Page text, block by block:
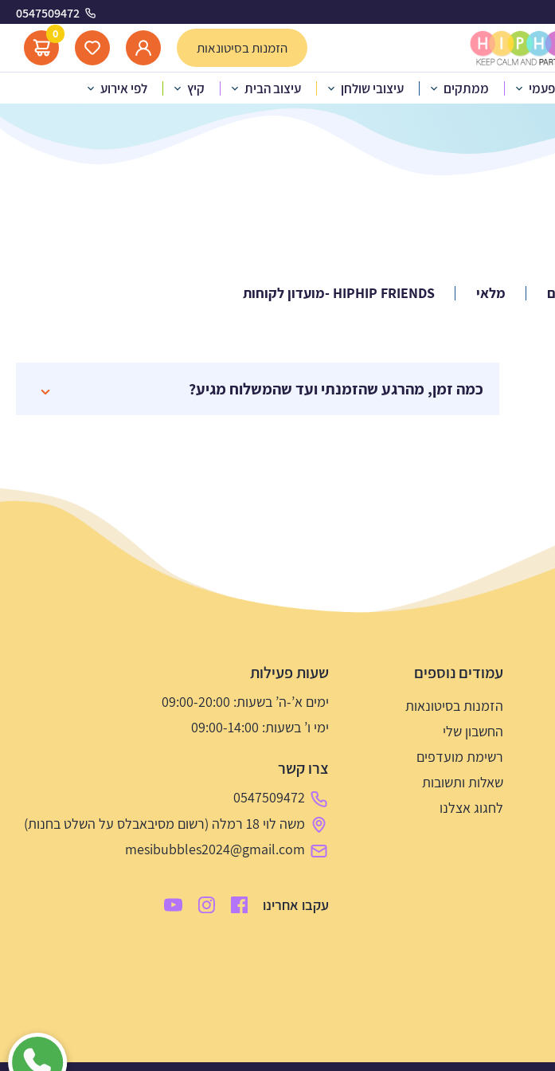
0547509472
הזמנות בסיטונאות
0
ממתקים עיצובי שולחן עיצוב הבית קיץ לפי אירוע ותשובות
מלאי HIPHIP FRIENDS -מועדון לקוחות
כמה זמן, מהרגע שהזמנתי ועד שהמשלוח מגיע?
עמודים נוספים
הזמנות בסיטונאות
החשבון שלי
רשימת מועדפים
שאלות ותשובות
לחגוג אצלנו
שעות פעילות
ימים א’-ה’ בשעות: 09:00-20:00
ימי ו’ בשעות: 09:00-14:00
צרו קשר
0547509472
משה לוי 18 רמלה (רשום מסיבאבלס על השלט בחנות)
mesibubbles2024@gmail.com
עקבו אחרינו